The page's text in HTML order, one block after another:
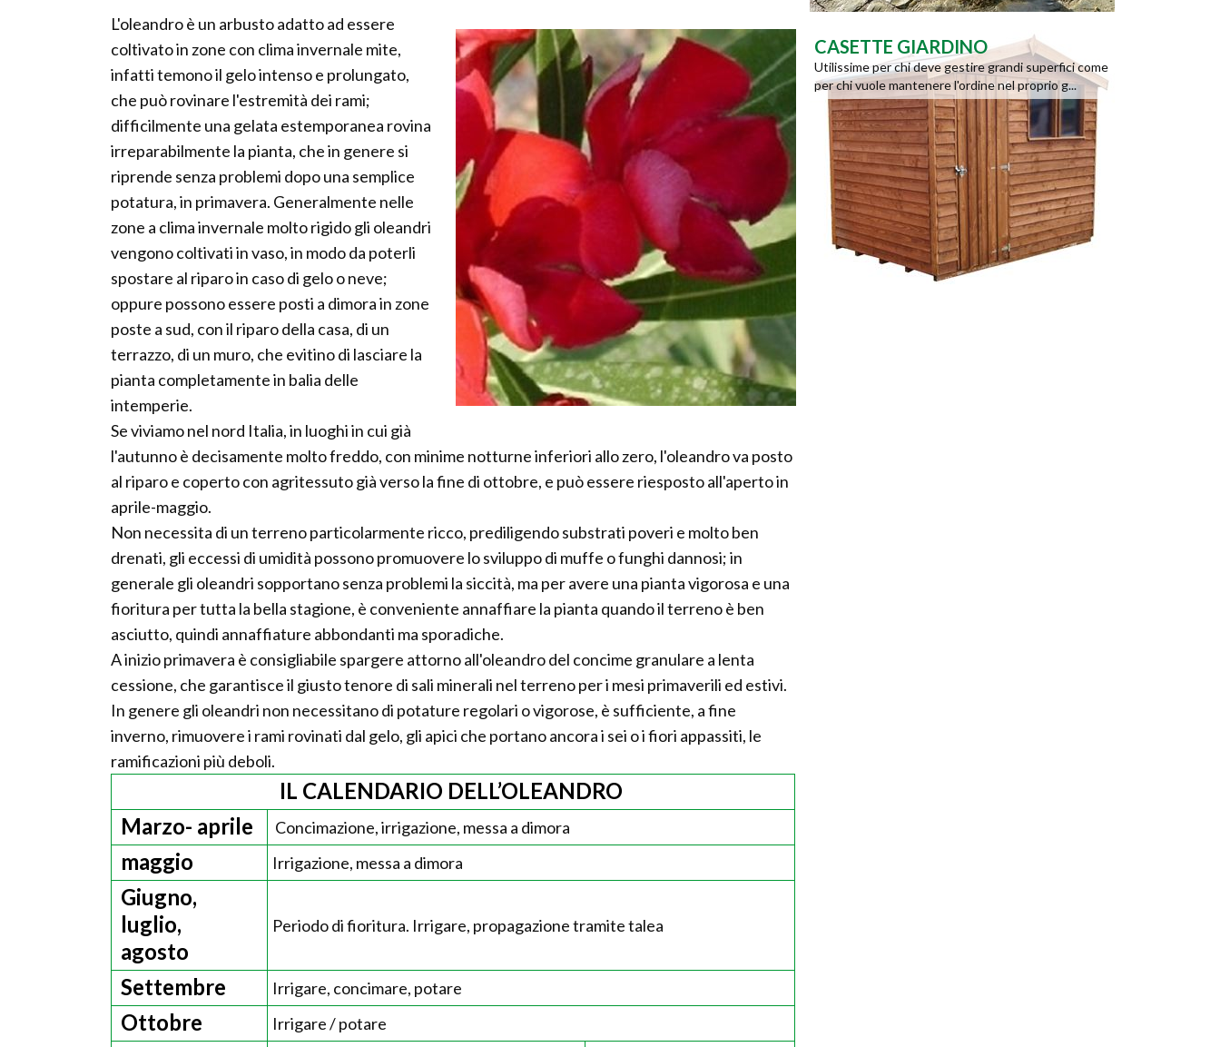
L'oleandro è un arbusto adatto ad essere
coltivato in zone con clima invernale mite,
infatti temono il gelo intenso e prolungato,
che può rovinare l'estremità dei rami;
difficilmente una gelata estemporanea rovina
irreparabilmente la pianta, che in genere si
riprende senza problemi dopo una semplice
potatura, in primavera. Generalmente nelle
zone a clima invernale molto rigido gli oleandri
vengono coltivati in vaso, in modo da poterli
spostare al riparo in caso di gelo o neve;
oppure possono essere posti a dimora in zone
poste a sud, con il riparo della casa, di un
terrazzo, di un muro, che evitino di lasciare la
pianta completamente in balia delle
intemperie.
Se viviamo nel nord Italia, in luoghi in cui già
l'autunno è decisamente molto freddo, con minime notturne inferiori allo zero, l'oleandro va posto
al riparo e coperto con agritessuto già verso la fine di ottobre, e può essere riesposto all'aperto in
aprile-maggio.
Non necessita di un terreno particolarmente ricco, prediligendo substrati poveri e molto ben
drenati, gli eccessi di umidità possono promuovere lo sviluppo di muffe o funghi dannosi; in
generale gli oleandri sopportano senza problemi la siccità, ma per avere una pianta vigorosa e una
fioritura per tutta la bella stagione, è conveniente annaffiare la pianta quando il terreno è ben
asciutto, quindi annaffiature abbondanti ma sporadiche.
A inizio primavera è consigliabile spargere attorno all'oleandro del concime granulare a lenta
cessione, che garantisce il giusto tenore di sali minerali nel terreno per i mesi primaverili ed estivi.
In genere gli oleandri non necessitano di potature regolari o vigorose, è sufficiente, a fine
inverno, rimuovere i rami rovinati dal gelo, gli apici che portano ancora i sei o i fiori appassiti, le
ramificazioni più deboli.
IL CALENDARIO DELL’OLEANDRO
Marzo- aprile
Concimazione, irrigazione, messa a dimora
maggio Irrigazione, messa a dimora
Giugno,
luglio,
agosto
Periodo di fioritura. Irrigare, propagazione tramite talea
Settembre Irrigare, concimare, potare
Ottobre Irrigare / potare
CASETTE GIARDINO
Utilissime per chi deve gestire grandi superfici come
per chi vuole mantenere l'ordine nel proprio g...